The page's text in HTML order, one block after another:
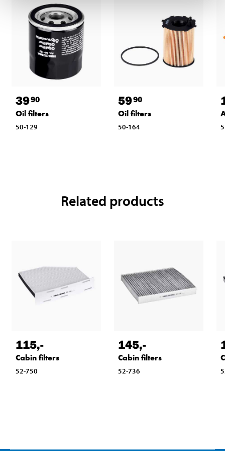
3990
Oil filters
50-129
5990
Oil filters
50-164
Related products
115,-
Cabin filters
52-750
145,-
Cabin filters
52-736